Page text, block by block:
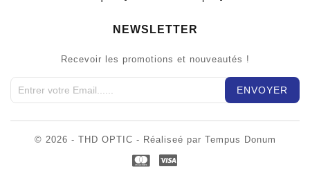
NEWSLETTER
Recevoir les promotions et nouveautés !
© 2026 - THD OPTIC - Réaliseé par Tempus Donum